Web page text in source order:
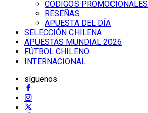
CÓDIGOS PROMOCIONALES
RESEÑAS
APUESTA DEL DÍA
SELECCIÓN CHILENA
APUESTAS MUNDIAL 2026
FÚTBOL CHILENO
INTERNACIONAL
síguenos